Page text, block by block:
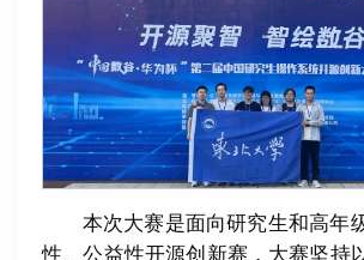
本次大赛是面向研究生和高年
性、公益性开源创新赛，大赛坚持